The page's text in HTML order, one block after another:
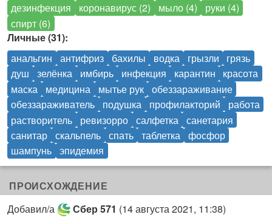
дезинфекция
коронавирус (2) мыло (4)
руки (4)
спирт (6)
Личные (31):
анальгин
антифриз бахилы водка грызли
грязь
душ
зелёнка имбирь инфекция карантин
красота
маска
медицина мытье рук обеззараживание
обеззараживатель
подушка профилакторий
работа
растворитель
ревизорро салфетка
санетария
санитар скальпель спать таблетка фосфор
шампунь эпидемия
ПРОИСХОЖДЕНИЕ
Добавил/а
Сбер 571 (14 августа 2021, 11:38)